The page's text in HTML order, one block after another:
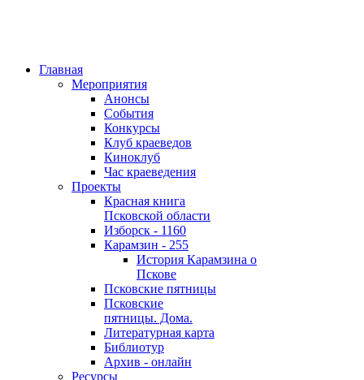
Главная
Мероприятия
Анонсы
События
Конкурсы
Клуб краеведов
Киноклуб
Час краеведения
Проекты
Красная книга
Псковской области
Изборск - 1160
Карамзин - 255
История Карамзина о
Пскове
Псковские пятницы
Псковские
пятницы. Дома.
Литературная карта
Библиотур
Архив - онлайн
Ресурсы